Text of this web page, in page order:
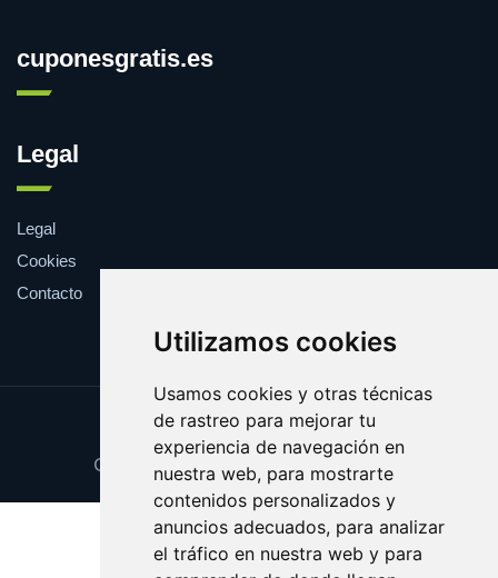
Utilizamos cookies
Usamos cookies y otras técnicas
de rastreo para mejorar tu
experiencia de navegación en
nuestra web, para mostrarte
contenidos personalizados y
anuncios adecuados, para analizar
el tráfico en nuestra web y para
cuponesgratis.es
Legal
Legal
Cookies
Contacto
Update cookies preferences
Copyright © 2025 cuponesgratis.es